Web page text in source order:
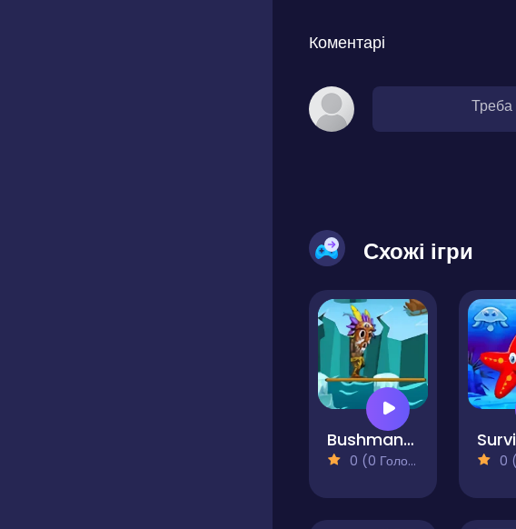
Коментарі
Треба
Схожі ігри
Bushman Bamboo
0 (0 Голосів) 0